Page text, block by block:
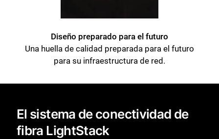
Diseño preparado para el futuro
Una huella de calidad preparada para el futuro
para su infraestructura de red.
El sistema de conectividad de
fibra LightStack